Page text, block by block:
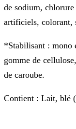
de sodium,
artificiels, colorant,
*Stabilisant : mono
gomme de
de caroube.
Contient : Lait, blé